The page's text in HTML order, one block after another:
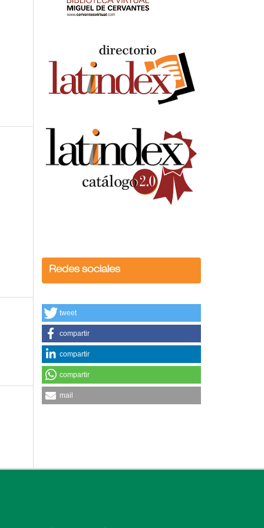
Redes sociales
tweet
compartir
compartir
compartir
mail